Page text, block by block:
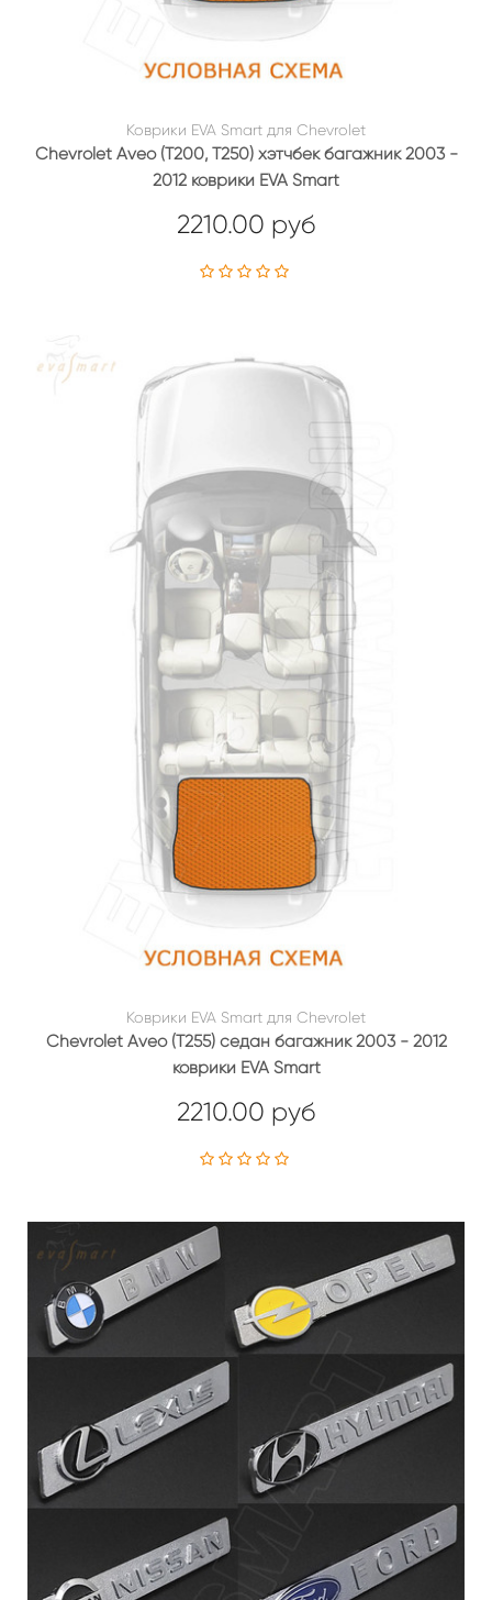
Коврики EVA Smart для Chevrolet
Chevrolet Aveo (T200, T250) хэтчбек багажник 2003 -
2012 коврики EVA Smart
2210.00 руб
Коврики EVA Smart для Chevrolet
Chevrolet Aveo (T255) седан багажник 2003 - 2012
коврики EVA Smart
2210.00 руб